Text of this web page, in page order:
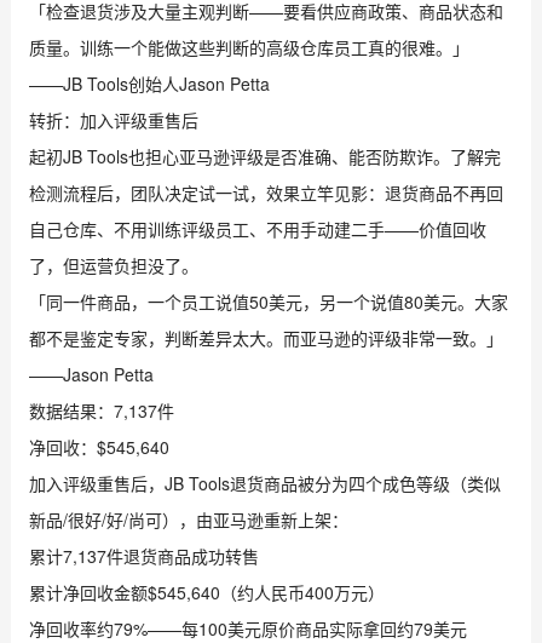
「检查退货涉及大量主观判断——要看供应商政策、商品状态和
质量。训练一个能做这些判断的高级仓库员工真的很难。」
——JB Tools创始人Jason Petta
转折：加入评级重售后
起初JB Tools也担心亚马逊评级是否准确、能否防欺诈。了解完
检测流程后，团队决定试一试，效果立竿见影：退货商品不再回
自己仓库、不用训练评级员工、不用手动建二手——价值回收
了，但运营负担没了。
「同一件商品，一个员工说值50美元，另一个说值80美元。大家
都不是鉴定专家，判断差异太大。而亚马逊的评级非常一致。」
——Jason Petta
数据结果：7,137件
净回收：$545,640
加入评级重售后，JB Tools退货商品被分为四个成色等级（类似
新品/很好/好/尚可），由亚马逊重新上架：
累计7,137件退货商品成功转售
累计净回收金额$545,640（约人民币400万元）
净回收率约79%——每100美元原价商品实际拿回约79美元